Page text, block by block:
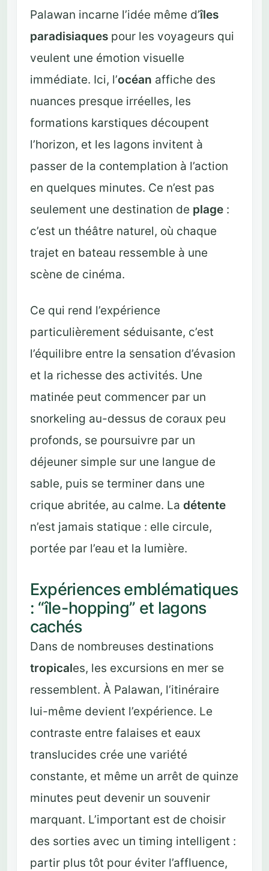
Palawan incarne l’idée même d’îles
paradisiaquespour les voyageurs qui
veulent une émotion visuelle
immédiate. Ici, l’océan affiche des
nuances presque irréelles, les
formations karstiques découpent
l’horizon, et les lagons invitent à
passer de la contemplation à l’action
en quelques minutes. Ce n’est pas
seulement une destination de plage:
c’est un théâtre naturel, où chaque
trajet en bateau ressemble à une
scène de cinéma.
Ce qui rend l’expérience
particulièrement séduisante, c’est
l’équilibre entre la sensation d’évasion
et la richesse des activités. Une
matinée peut commencer par un
snorkeling au-dessus de coraux peu
profonds, se poursuivre par un
déjeuner simple sur une langue de
sable, puis se terminer dans une
crique abritée, au calme. La détente
n’est jamais statique : elle circule,
portée par l’eau et la lumière.
Expériences emblématiques
: “île-hopping” et lagons
cachés
Dans de nombreuses destinations
tropicales, les excursions en mer se
ressemblent. À Palawan, l’itinéraire
lui-même devient l’expérience. Le
contraste entre falaises et eaux
translucides crée une variété
constante, et même un arrêt de quinze
minutes peut devenir un souvenir
marquant. L’important est de choisir
des sorties avec un timing intelligent :
partir plus tôt pour éviter l’affluence,